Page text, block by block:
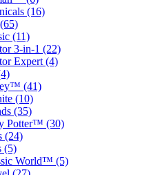
(16)
(11)
3-in-1 (22)
Expert (4)
(41)
(10)
(35)
Potter™ (30)
(24)
(5)
World™ (5)